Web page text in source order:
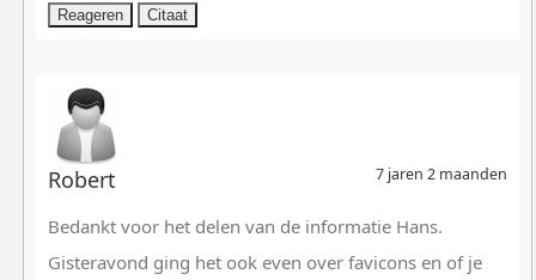
Reageren Citaat
Robert 7 jaren 2 maanden
Bedankt voor het delen van de informatie Hans.
Gisteravond ging het ook even over favicons en of je